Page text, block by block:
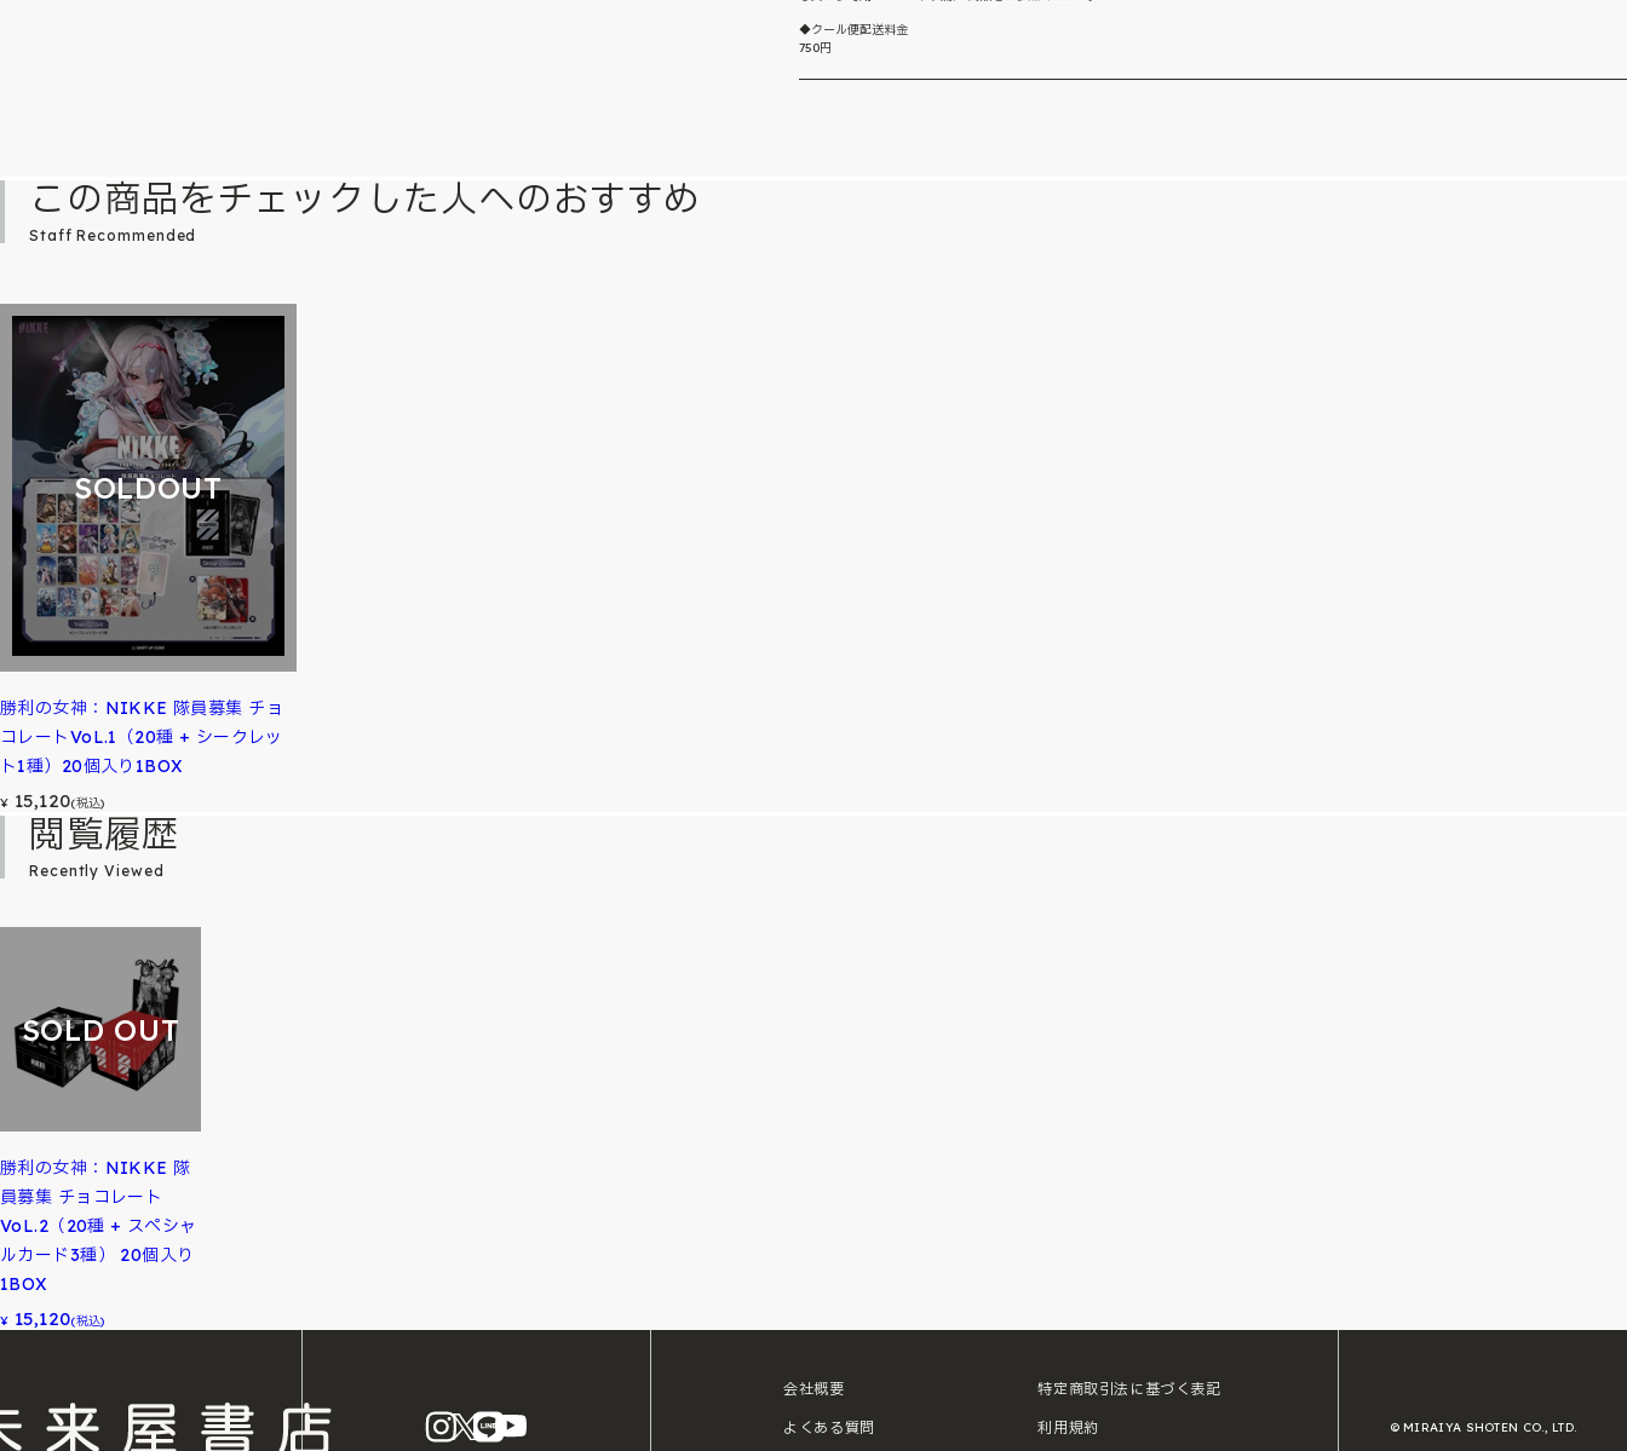
◆クール便配送料金
750円
この商品をチェックした人へのおすすめ
Staff Recommended
SOLDOUT
勝利の女神：NIKKE 隊員募集 チョ
コレートVoL.1（20種 + シークレッ
ト1種）20個入り1BOX
¥ 15,120(税込)
閲覧履歴
Recently Viewed
SOLD OUT
勝利の女神：NIKKE 隊
員募集 チョコレート
VoL.2（20種 + スペシャ
ルカード3種） 20個入り
1BOX
¥ 15,120(税込)
instagram
X LINE
会社概要
よくある質問
特定商取引法に基づく表記
利用規約 © MIRAIYA SHOTEN CO., LTD.